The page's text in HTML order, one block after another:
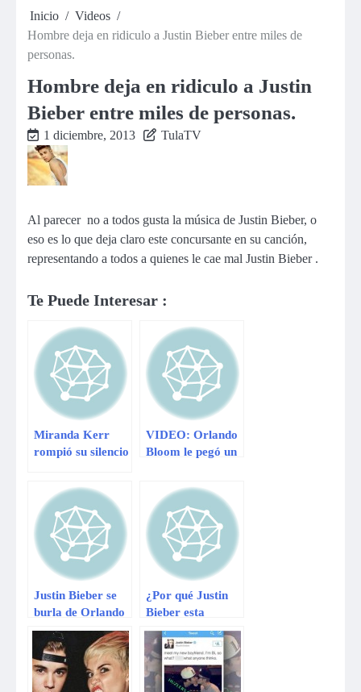
Inicio
Videos
Hombre deja en ridiculo a Justin Bieber entre miles de
personas.
Hombre deja en ridiculo a Justin
Bieber entre miles de personas.
1 diciembre, 2013 TulaTV
Al parecer no a todos gusta la música de Justin Bieber, o
eso es lo que deja claro este concursante en su canción,
representando a todos a quienes le cae mal Justin Bieber .
Te Puede Interesar :
Miranda Kerr
rompió su silencio
Bieber y Bloom
VIDEO: Orlando
Bloom le pegó un
Justin Bieber se
burla de Orlando
Bloom con esta
foto
¿Por qué Justin
Bieber esta
furioso con Miley
Cyrus?